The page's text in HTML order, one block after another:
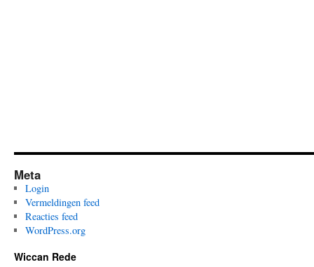
Meta
Login
Vermeldingen feed
Reacties feed
WordPress.org
Wiccan Rede